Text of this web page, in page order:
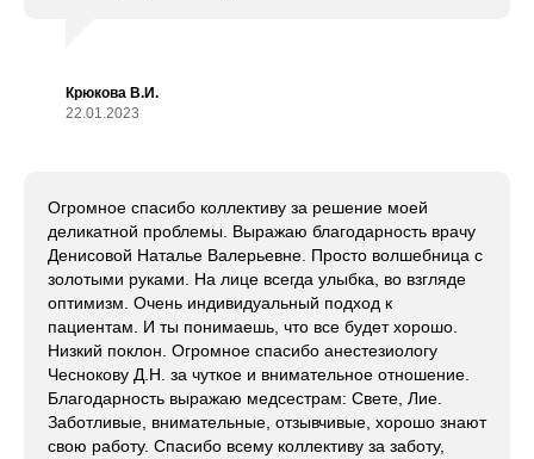
Крюкова В.И.
22.01.2023
Огромное спасибо коллективу за решение моей
деликатной проблемы. Выражаю благодарность врачу
Денисовой Наталье Валерьевне. Просто волшебница с
золотыми руками. На лице всегда улыбка, во взгляде
оптимизм. Очень индивидуальный подход к
пациентам. И ты понимаешь, что все будет хорошо.
Низкий поклон. Огромное спасибо анестезиологу
Чеснокову Д.Н. за чуткое и внимательное отношение.
Благодарность выражаю медсестрам: Свете, Лие.
Заботливые, внимательные, отзывчивые, хорошо знают
свою работу. Спасибо всему коллективу за заботу,